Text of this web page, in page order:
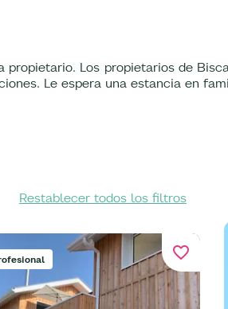
Los propietarios de
Le espera una estancia en
Restablecer todos los filtros
favorite_border